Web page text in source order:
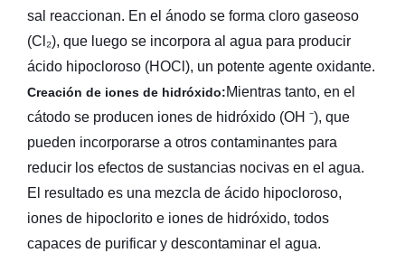
sal reaccionan. En el ánodo se forma cloro gaseoso
(Cl₂), que luego se incorpora al agua para producir
ácido hipocloroso (HOCl), un potente agente oxidante.
Creación de iones de hidróxido:Mientras tanto, en el
cátodo se producen iones de hidróxido (OH ⁻), que
pueden incorporarse a otros contaminantes para
reducir los efectos de sustancias nocivas en el agua.
El resultado es una mezcla de ácido hipocloroso,
iones de hipoclorito e iones de hidróxido, todos
capaces de purificar y descontaminar el agua.